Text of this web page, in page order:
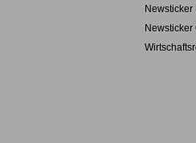
Newsticker